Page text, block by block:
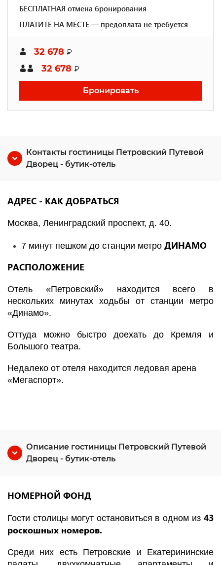
БЕСПЛАТНАЯ отмена бронирования
ПЛАТИТЕ НА МЕСТЕ — предоплата не требуется
32 678 ₽
32 678 ₽
Бронировать
Контакты гостиницы Петровский Путевой
Дворец - бутик-отель
АДРЕС - КАК ДОБРАТЬСЯ
Москва, Ленинградский проспект, д. 40.
7 минут пешком до станции метро ДИНАМО
РАСПОЛОЖЕНИЕ
Отель «Петровский» находится всего в
нескольких минутах ходьбы от станции метро
«Динамо».
Оттуда можно быстро доехать до Кремля и
Большого театра.
Недалеко от отеля находится ледовая арена
«Мегаспорт».
Описание гостиницы Петровский Путевой
Дворец - бутик-отель
НОМЕРНОЙ ФОНД
Гости столицы могут остановиться в одном из 43
роскошных номеров.
Среди них есть Петровские и Екатерининские